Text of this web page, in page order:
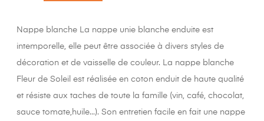
Nappe blanche La nappe unie blanche enduite est
intemporelle, elle peut être associée à divers styles de
décoration et de vaisselle de couleur. La nappe blanche
Fleur de Soleil est réalisée en coton enduit de haute qualité
et résiste aux taches de toute la famille (vin, café, chocolat,
sauce tomate,huile...). Son entretien facile en fait une nappe